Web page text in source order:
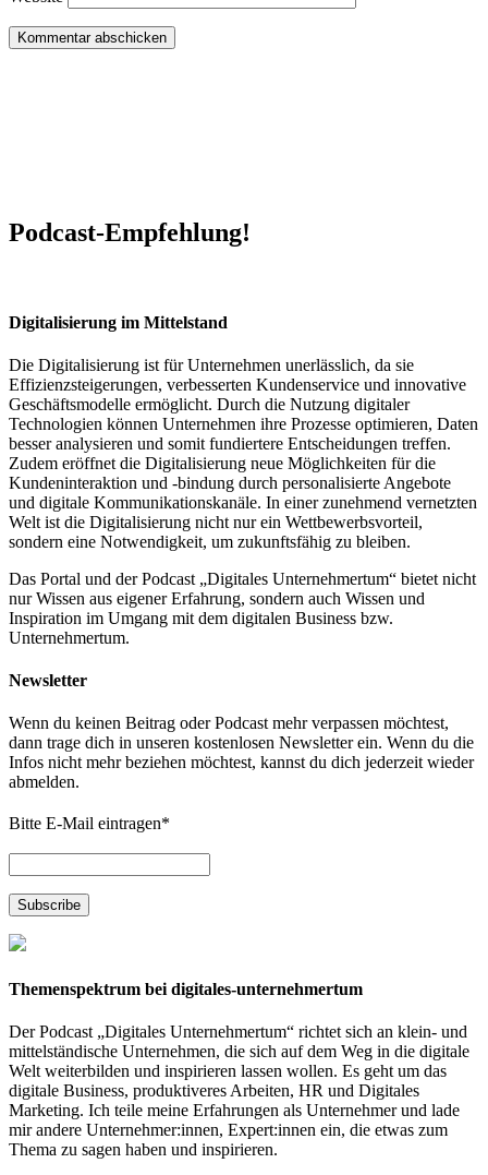
Podcast-Empfehlung!
Digitalisierung im Mittelstand
Die Digitalisierung ist für Unternehmen unerlässlich, da sie
Effizienzsteigerungen, verbesserten Kundenservice und innovative
Geschäftsmodelle ermöglicht. Durch die Nutzung digitaler
Technologien können Unternehmen ihre Prozesse optimieren, Daten
besser analysieren und somit fundiertere Entscheidungen treffen.
Zudem eröffnet die Digitalisierung neue Möglichkeiten für die
Kundeninteraktion und -bindung durch personalisierte Angebote
und digitale Kommunikationskanäle. In einer zunehmend vernetzten
Welt ist die Digitalisierung nicht nur ein Wettbewerbsvorteil,
sondern eine Notwendigkeit, um zukunftsfähig zu bleiben.
Das Portal und der Podcast „Digitales Unternehmertum“ bietet nicht
nur Wissen aus eigener Erfahrung, sondern auch Wissen und
Inspiration im Umgang mit dem digitalen Business bzw.
Unternehmertum.
Newsletter
Wenn du keinen Beitrag oder Podcast mehr verpassen möchtest,
dann trage dich in unseren kostenlosen Newsletter ein. Wenn du die
Infos nicht mehr beziehen möchtest, kannst du dich jederzeit wieder
abmelden.
Bitte E-Mail eintragen*
Themenspektrum bei digitales-unternehmertum
Der Podcast „Digitales Unternehmertum“ richtet sich an klein- und
mittelständische Unternehmen, die sich auf dem Weg in die digitale
Welt weiterbilden und inspirieren lassen wollen. Es geht um das
digitale Business, produktiveres Arbeiten, HR und Digitales
Marketing. Ich teile meine Erfahrungen als Unternehmer und lade
mir andere Unternehmer:innen, Expert:innen ein, die etwas zum
Thema zu sagen haben und inspirieren.